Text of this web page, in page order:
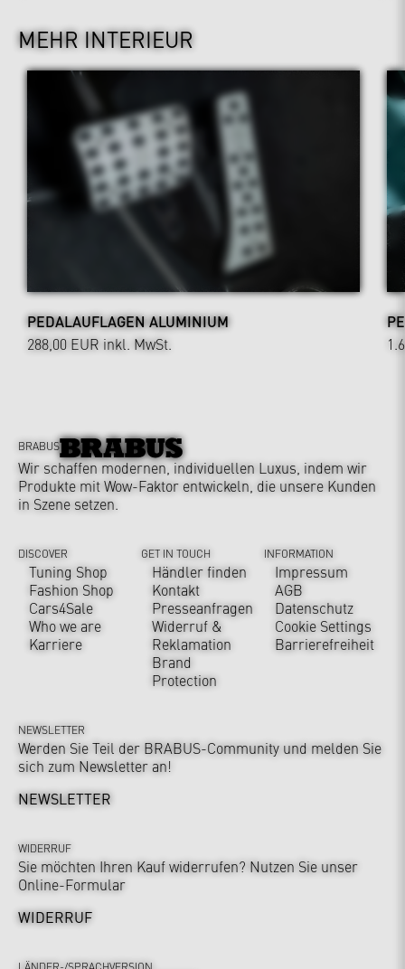
MEHR INTERIEUR
PEDALAUFLAGEN ALUMINIUM
288,00 EUR inkl. MwSt.
BRABUS
Wir schaffen modernen, individuellen Luxus, indem wir
Produkte mit Wow-Faktor entwickeln, die unsere Kunden
in Szene setzen.
DISCOVER
Tuning Shop
Fashion Shop
Cars4Sale
Who we are
Karriere
GET IN TOUCH
Händler finden
Kontakt
Presseanfragen
Widerruf &
Reklamation
Brand
Protection
INFORMATION
Impressum
AGB
Datenschutz
Cookie Settings
Barrierefreiheit
NEWSLETTER
Werden Sie Teil der BRABUS-Community und melden Sie
sich zum Newsletter an!
NEWSLETTER
WIDERRUF
Sie möchten Ihren Kauf widerrufen? Nutzen Sie unser
Online-Formular
WIDERRUF